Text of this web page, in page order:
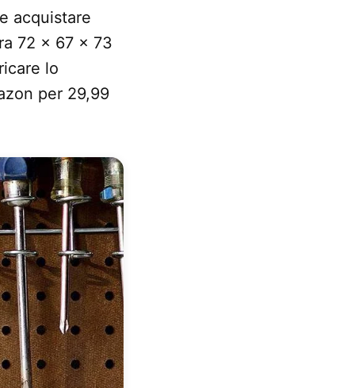
acquistare
72 x 67 x 73
lo
per 29,99